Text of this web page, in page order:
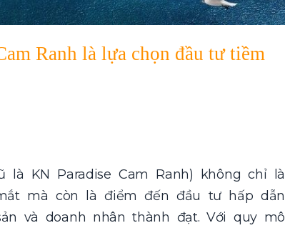
Ranh là lựa chọn đầu tư tiềm
là KN Paradise Cam Ranh) không chỉ là
mà còn là điểm đến đầu tư hấp dẫn
và doanh nhân thành đạt. Với quy mô